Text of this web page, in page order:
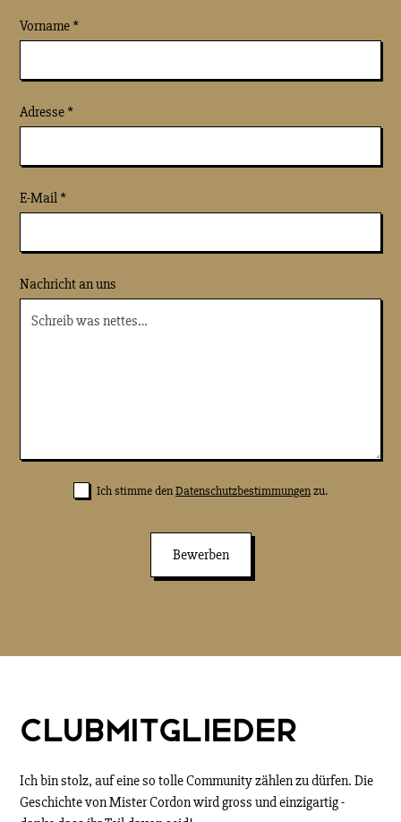
Vorname *
Adresse *
E-Mail *
Nachricht an uns
Ich stimme denDatenschutzbestimmungenzu.
Clubmitglieder
Ich bin stolz, auf eine so tolle Community zählen zu dürfen. Die
Geschichte von Mister Cordon wird gross und einzigartig -